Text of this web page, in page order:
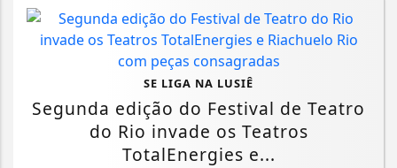
SE LIGA NA LUSIÊ
Segunda edição do Festival de Teatro
do Rio invade os Teatros
TotalEnergies e...